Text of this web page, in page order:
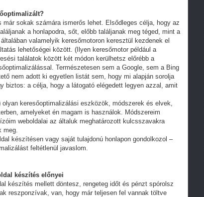
sokak számára ismerős lehet. Elsődleges célja, hogy az
a honlapodra, sőt, előbb találjanak meg téged, mint a
valamelyik keresőmotoron keresztül kezdenek el
lehetőségei között. (Ilyen keresőmotor például a
találatok között két módon kerülhetsz előrébb a
Természetesen sem a Google, sem a Bing
nem adott ki egyetlen listát sem, hogy mi alapján sorolja
biztos: a célja, hogy a látogató elégedett legyen azzal, amit
keresőoptimalizálási eszközök, módszerek és elvek,
amelyeket én magam is használok. Módszereim
weboldalai az általuk meghatározott kulcsszavakra
meg.
készítésen vagy saját tulajdonú honlapon gondolkozol –
feltétlenül javaslom.
készítés előnyei
készítés mellett döntesz, rengeteg időt és pénzt spórolsz
reszponzívak, van, hogy már teljesen fel vannak töltve